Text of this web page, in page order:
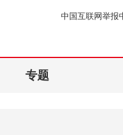
中国互联网举报
专题